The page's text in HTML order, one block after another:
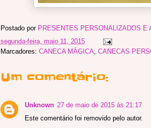
Postado por PRESENTES PERSONALIZADOS E
segunda-feira, maio 11, 2015
Marcadores: CANECA MÁGICA, CANECAS
Um comentário:
Unknown 27 de maio de 2015 às 21:17
Este comentário foi removido pelo autor.